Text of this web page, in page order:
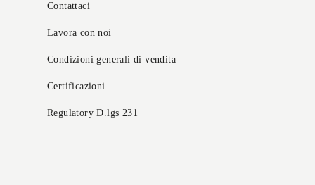
Contattaci
Lavora con noi
Condizioni generali di vendita
Certificazioni
Regulatory D.lgs 231